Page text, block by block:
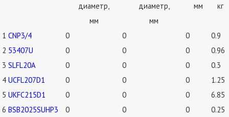
диаметр,
мм
диаметр,
мм
мм
кг
1 CNP3/4 0 0 0
0.9
2 53407U 0 0 0
0.96
3 SLFL20A 0 0 0
0.3
4 UCFL207D1 0 0 0
1.25
5 UKFC215D1 0 0 0
6.85
6 BSB2025SUHP3 0 0 0
0.25